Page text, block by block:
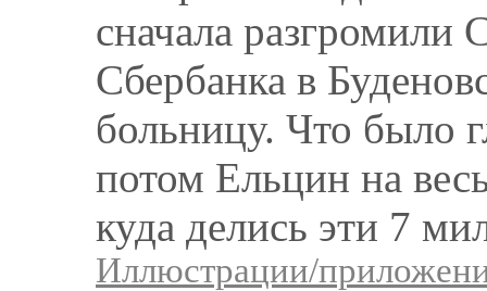
сначала разгромили
Сбербанка в
больницу. Что было
потом Ельцин на
куда делись эти 7
Иллюстрации/